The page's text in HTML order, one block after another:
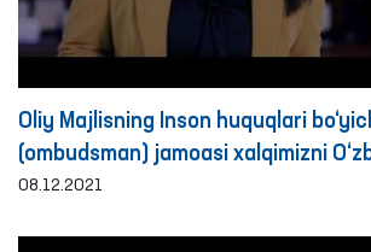
Oliy Majlisning Inson huquqlari
(ombudsman) jamoasi xalqimizni O‘zbekiston
Respublikasi Konstitutsiyasining 29
08.12.2021